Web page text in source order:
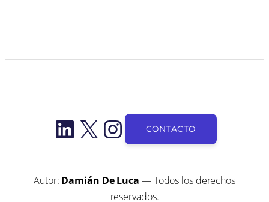
LinkedIn
X Instagram
CONTACTO
Autor: Damián De Luca — Todos los derechos
reservados.